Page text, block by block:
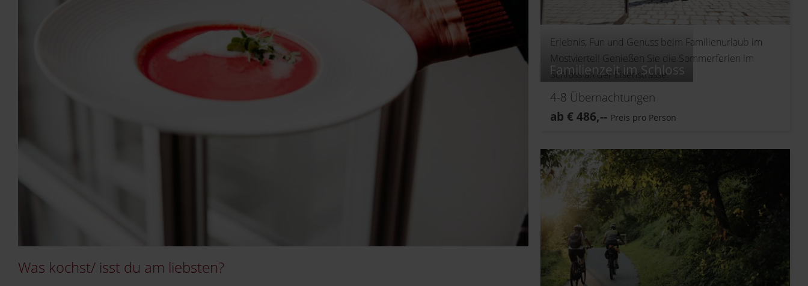
Was kochst/ isst du am liebsten?
Familienzeit im Schloss
Erlebnis, Fun und Genuss beim Familienurlaub im
Mostviertel! Genießen Sie die Sommerferien im
Schloss an der Eisenstrasse.
4-8 Übernachtungen
ab € 486,-- Preis pro Person